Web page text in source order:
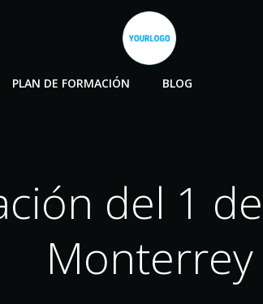
PLAN DE FORMACIÓN BLOG
del 1
Monterrey